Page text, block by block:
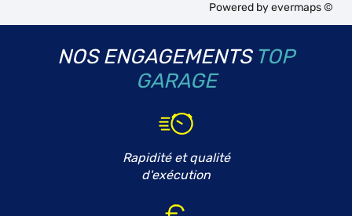
Powered byevermaps ©
NOS ENGAGEMENTS TOP
GARAGE
Rapidité et qualité
d'exécution